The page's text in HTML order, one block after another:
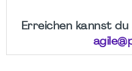
Erreichen kannst